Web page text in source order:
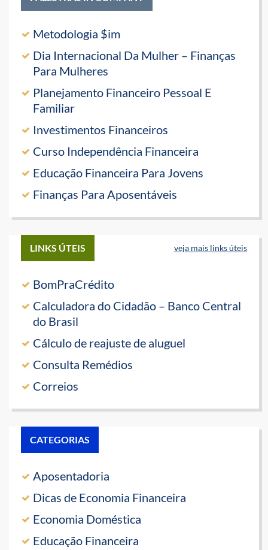
Metodologia $im
Dia Internacional Da Mulher – Finanças
Para Mulheres
Planejamento Financeiro Pessoal E
Familiar
Investimentos Financeiros
Curso Independência Financeira
Educação Financeira Para Jovens
Finanças Para Aposentáveis
LINKS ÚTEIS veja mais links úteis
BomPraCrédito
Calculadora do Cidadão – Banco Central
do Brasil
Cálculo de reajuste de aluguel
Consulta Remédios
Correios
CATEGORIAS
Aposentadoria
Dicas de Economia Financeira
Economia Doméstica
Educação Financeira